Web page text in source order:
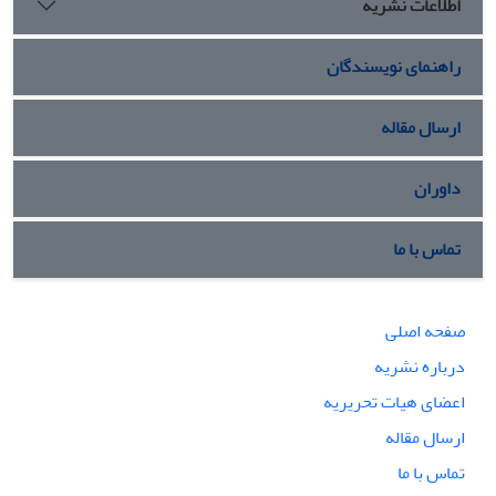
راهنمای نویسندگان
ارسال مقاله
داوران
تماس با ما
صفحه اصلی
درباره نشریه
اعضای هیات تحریریه
ارسال مقاله
تماس با ما